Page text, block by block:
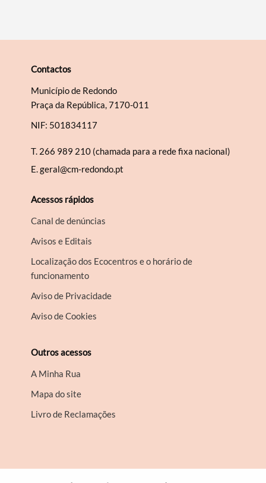
Contactos
Município de Redondo
Praça da República, 7170-011
NIF: 501834117
T. 266 989 210 (chamada para a rede fixa nacional)
E.geral@cm-redondo.pt
Acessos rápidos
Canal de denúncias
Avisos e Editais
Localização dos Ecocentros e o horário de
funcionamento
Aviso de Privacidade
Aviso de Cookies
Outros acessos
A Minha Rua
Mapa do site
Livro de Reclamações